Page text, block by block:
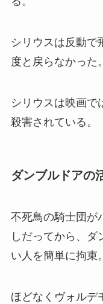
シリウスは反動で
度と戻らなかった。
シリウスは映画で
殺害されている。
ダンブルドアの
不死鳥の騎士団が
しだってから、ダ
い人を簡単に拘束。
ほどなくヴォルデ